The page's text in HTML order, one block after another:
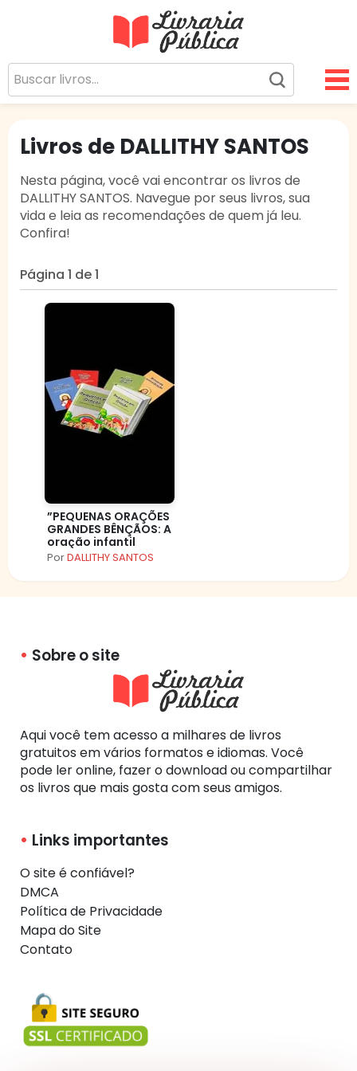
Sua Biblioteca Virtual Gratuita
Livros de DALLITHY SANTOS
Nesta página, você vai encontrar os livros de
DALLITHY SANTOS. Navegue por seus livros, sua
vida e leia as recomendações de quem já leu.
Confira!
Página 1 de 1
”PEQUENAS ORAÇÕES
GRANDES BÊNÇÃOS: A
oração infantil
PorDALLITHY SANTOS
Sobre o site
Aqui você tem acesso a milhares de livros
gratuitos em vários formatos e idiomas. Você
pode ler online, fazer o download ou compartilhar
os livros que mais gosta com seus amigos.
Links importantes
O site é confiável?
DMCA
Política de Privacidade
Mapa do Site
Contato